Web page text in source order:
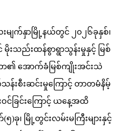
မျက်နှာမြို့နယ်တွင် ၂၀၂၆ခုနှစ်၊
သည်းထန်စွာရွာသွန်းမှုနှင့် မြစ်
ာ၏ အောက်ခံမြစ်ကျိုးအင်းသဲ
န်းစီးဆင်းမှုကြောင့် တာတမံနိမ့်
းဝင်ခြင်းကြောင့် ယနေ့အထိ
)ခု၊ မြို့တွင်းလမ်းမကြီးများနှင့်